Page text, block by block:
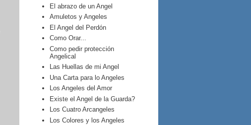
El abrazo de un Angel
Amuletos y Angeles
El Angel del Perdón
Como Orar...
Como pedir protección
Angelical
Las Huellas de mi Angel
Una Carta para lo Angeles
Los Angeles del Amor
Existe el Angel de la Guarda?
Los Cuatro Arcangeles
Los Colores y los Angeles